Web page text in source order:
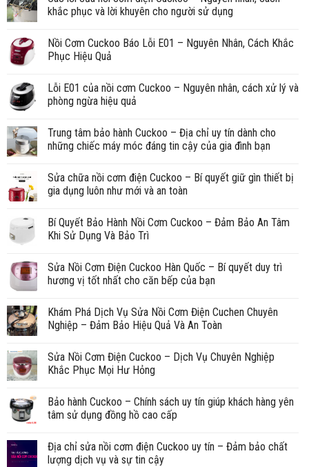
khắc phục và lời khuyên cho người sử dụng
Nồi Cơm Cuckoo Báo Lỗi E01 – Nguyên Nhân, Cách Khắc
Phục Hiệu Quả
Lỗi E01 của nồi cơm Cuckoo – Nguyên nhân, cách xử lý và
phòng ngừa hiệu quả
Trung tâm bảo hành Cuckoo – Địa chỉ uy tín dành cho
những chiếc máy móc đáng tin cậy của gia đình bạn
Sửa chữa nồi cơm điện Cuckoo – Bí quyết giữ gìn thiết bị
gia dụng luôn như mới và an toàn
Bí Quyết Bảo Hành Nồi Cơm Cuckoo – Đảm Bảo An Tâm
Khi Sử Dụng Và Bảo Trì
Sửa Nồi Cơm Điện Cuckoo Hàn Quốc – Bí quyết duy trì
hương vị tốt nhất cho căn bếp của bạn
Khám Phá Dịch Vụ Sửa Nồi Cơm Điện Cuchen Chuyên
Nghiệp – Đảm Bảo Hiệu Quả Và An Toàn
Sửa Nồi Cơm Điện Cuckoo – Dịch Vụ Chuyên Nghiệp
Khắc Phục Mọi Hư Hỏng
Bảo hành Cuckoo – Chính sách uy tín giúp khách hàng yên
tâm sử dụng đồng hồ cao cấp
Địa chỉ sửa nồi cơm điện Cuckoo uy tín – Đảm bảo chất
lượng dịch vụ và sự tin cậy